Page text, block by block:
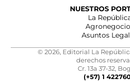
NUESTROS
La
Asuntos
© 2026, Editorial La
derechos
Cr. 13a 37-32,
(+57) 1